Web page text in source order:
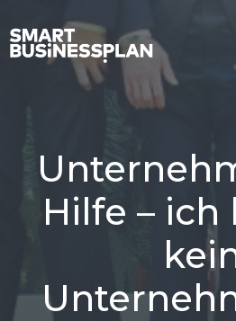
Hilfe – ich